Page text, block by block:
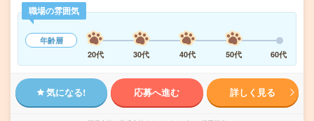
職場の雰囲気
年齢層
20代
30代 40代 50代 60代
気になる! 応募へ進む 詳しく見る